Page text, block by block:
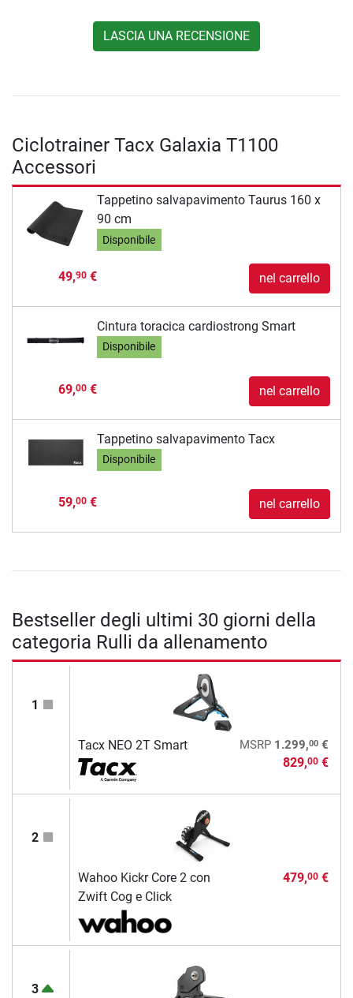
LASCIA UNA RECENSIONE
Ciclotrainer Tacx Galaxia T1100
Accessori
Tappetino salvapavimento Taurus 160 x
90 cm
Disponibile
49,90€ nel carrello
Cintura toracica cardiostrong Smart
Disponibile
69,00€ nel carrello
Tappetino salvapavimento Tacx
Disponibile
59,00€ nel carrello
Bestseller degli ultimi 30 giorni della
categoria Rulli da allenamento
1
Tacx NEO 2T Smart MSRP 1.299,00€
829,00€
2
Wahoo Kickr Core 2 con
Zwift Cog e Click
479,00€
3